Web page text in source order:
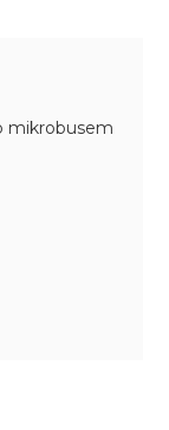
mikrobusem